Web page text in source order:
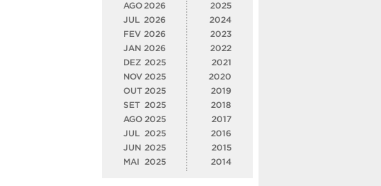
AGO 2026
JUL 2026
FEV 2026
JAN 2026
DEZ 2025
NOV 2025
OUT 2025
SET 2025
AGO 2025
JUL
2025
JUN 2025
MAI
2025
2025
2024
2023
2022
2021
2020
2019
2018
2017
2016
2015
2014